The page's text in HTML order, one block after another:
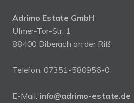
Adrimo Estate GmbH
Ulmer-Tor-Str. 1
88400 Biberach an der Riß
Telefon: 07351-580956-0
E-Mail: info@adrimo-estate.de